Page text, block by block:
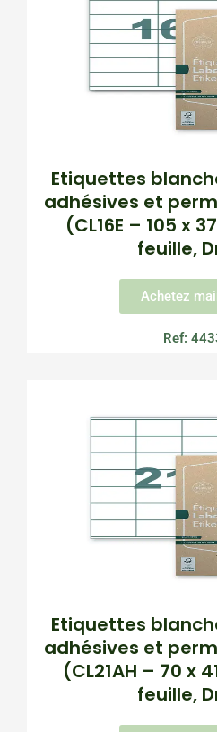
Etiquettes
adhésives et
(CL16E – 105 x
feuille,
Achetez
Ref:
Etiquettes
adhésives et
(CL21AH – 70 x
feuille,